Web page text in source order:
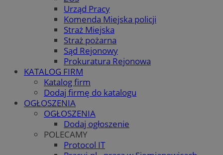
Urząd Pracy
Komenda Miejska policji
Straż Miejska
Straż pożarna
Sąd Rejonowy
Prokuratura Rejonowa
KATALOG FIRM
Katalog firm
Dodaj firmę do katalogu
OGŁOSZENIA
OGŁOSZENIA
Dodaj ogłoszenie
POLECAMY
Protocol IT